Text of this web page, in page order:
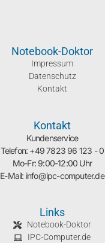
Notebook-Doktor
Impressum
Datenschutz
Kontakt
Kontakt
Kundenservice
Telefon: +49 7823 96 123 - 0
Mo-Fr: 9:00-12:00 Uhr
E-Mail: info@ipc-computer.de
Links
Notebook-Doktor
IPC-Computer.de